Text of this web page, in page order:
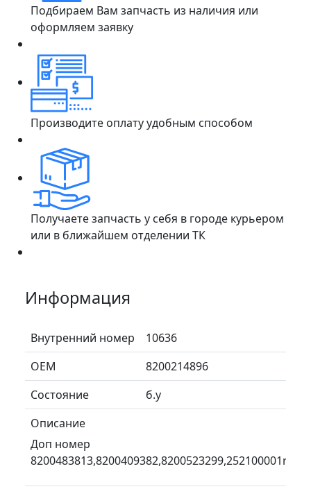
Подбираем Вам запчасть из наличия или
оформляем заявку
Производите оплату удобным способом
Получаете запчасть у себя в городе курьером
или в ближайшем отделении ТК
Информация
Внутренний номер
10636
ОЕМ
8200214896
Состояние
б.у
Описание
Доп номер
8200483813,8200409382,8200523299,252100001r